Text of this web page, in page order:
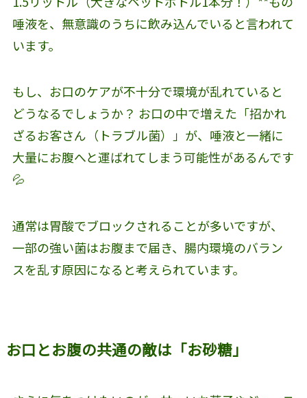
唾液を、無意識のうちに飲み込んでいると言われて
います。
もし、お口のケアが不十分で環境が乱れていると
どうなるでしょうか？ お口の中で増えた「招かれ
ざるお客さん（トラブル菌）」が、唾液と一緒に
大量にお腹へと運ばれてしまう可能性があるんです
💦
通常は胃酸でブロックされることが多いですが、
一部の強い菌はお腹まで届き、腸内環境のバラン
スを乱す原因になると考えられています。
お口とお腹の共通の敵は「お砂糖」